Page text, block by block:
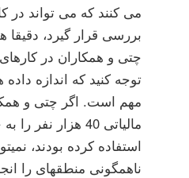
می کنند که می تواند در
بررسی قرار گیرد،
چتی و همکاران در
توجه کنید که اندازه داده
مهم است. اگر چتی و
استفاده کرده بودند،
ناهمگونی منطقهای را